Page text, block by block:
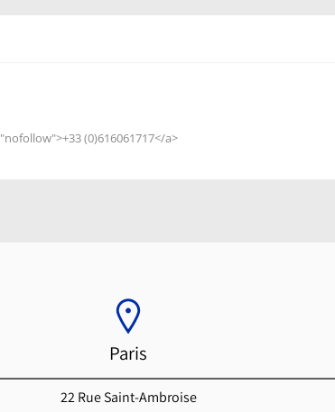
(0)616061717</a>
Paris
22 Rue Saint-Ambroise